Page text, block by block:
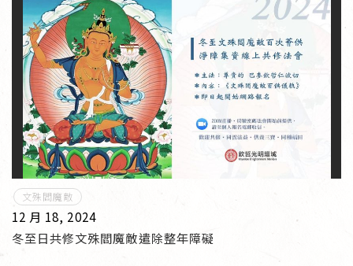
巴麥欽哲傳承
第三世巴麥欽哲仁波切
傳承上師授證
專書與譯著
*巴麥寺與麥青寺的聯合聲明
文殊閻魔敵
12 月 18, 2024
冬至日共修文殊閻魔敵遣除整年障礙